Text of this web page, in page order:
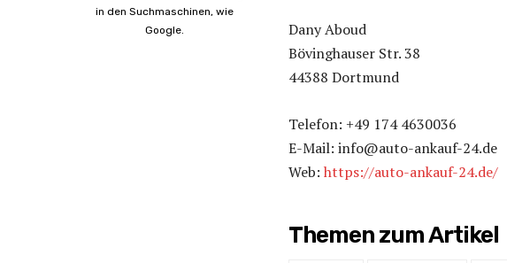
in den Suchmaschinen, wie
Google.
Dany Aboud
Bövinghauser Str. 38
44388 Dortmund
Telefon: +49 174 4630036
E-Mail: info@auto-ankauf-24.de
Web: https://auto-ankauf-24.de/
Themen zum Artikel